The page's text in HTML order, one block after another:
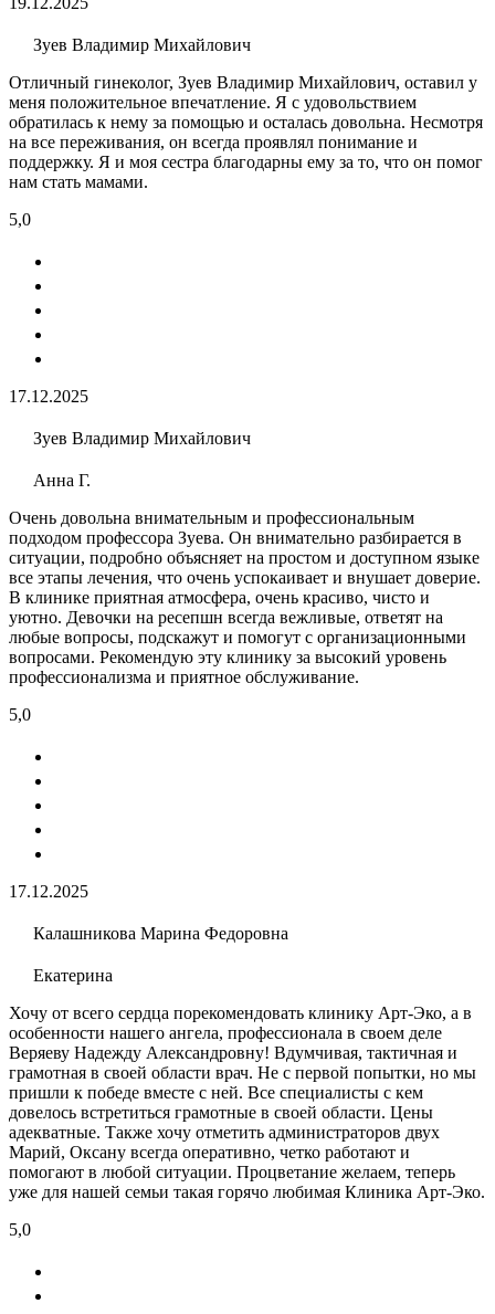
Зуев Владимир Михайлович
Отличный гинеколог, Зуев Владимир Михайлович, оставил у
меня положительное впечатление. Я с удовольствием
обратилась к нему за помощью и осталась довольна. Несмотря
на все переживания, он всегда проявлял понимание и
поддержку. Я и моя сестра благодарны ему за то, что он помог
нам стать мамами.
5,0
17.12.2025
Зуев Владимир Михайлович
Анна Г.
Очень довольна внимательным и профессиональным
подходом профессора Зуева. Он внимательно разбирается в
ситуации, подробно объясняет на простом и доступном языке
все этапы лечения, что очень успокаивает и внушает доверие.
В клинике приятная атмосфера, очень красиво, чисто и
уютно. Девочки на ресепшн всегда вежливые, ответят на
любые вопросы, подскажут и помогут с организационными
вопросами. Рекомендую эту клинику за высокий уровень
профессионализма и приятное обслуживание.
5,0
17.12.2025
Калашникова Марина Федоровна
Екатерина
Хочу от всего сердца порекомендовать клинику Арт-Эко, а в
особенности нашего ангела, профессионала в своем деле
Веряеву Надежду Александровну! Вдумчивая, тактичная и
грамотная в своей области врач. Не с первой попытки, но мы
пришли к победе вместе с ней. Все специалисты с кем
довелось встретиться грамотные в своей области. Цены
адекватные. Также хочу отметить администраторов двух
Марий, Оксану всегда оперативно, четко работают и
помогают в любой ситуации. Процветание желаем, теперь
уже для нашей семьи такая горячо любимая Клиника Арт-Эко.
5,0